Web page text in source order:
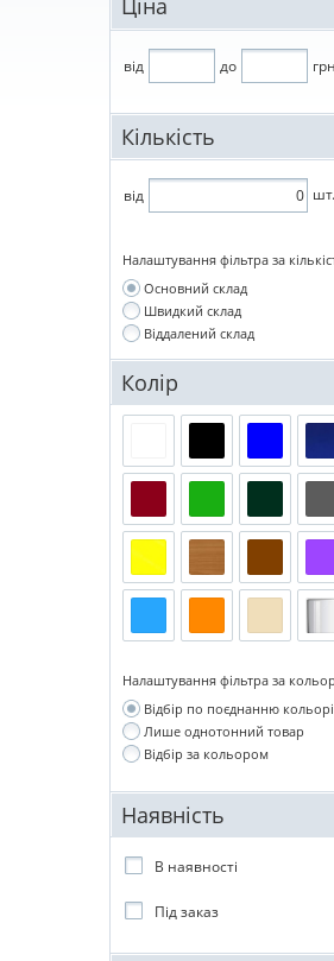
Ціна
від до грн
Кількість
від шт.
Налаштування фільтра за
Основний склад
Швидкий склад
Віддалений склад
Колір
Налаштування фільтра за
Відбір по поєднанню
Лише однотонний товар
Відбір за кольором
Наявність
В наявності
Під заказ